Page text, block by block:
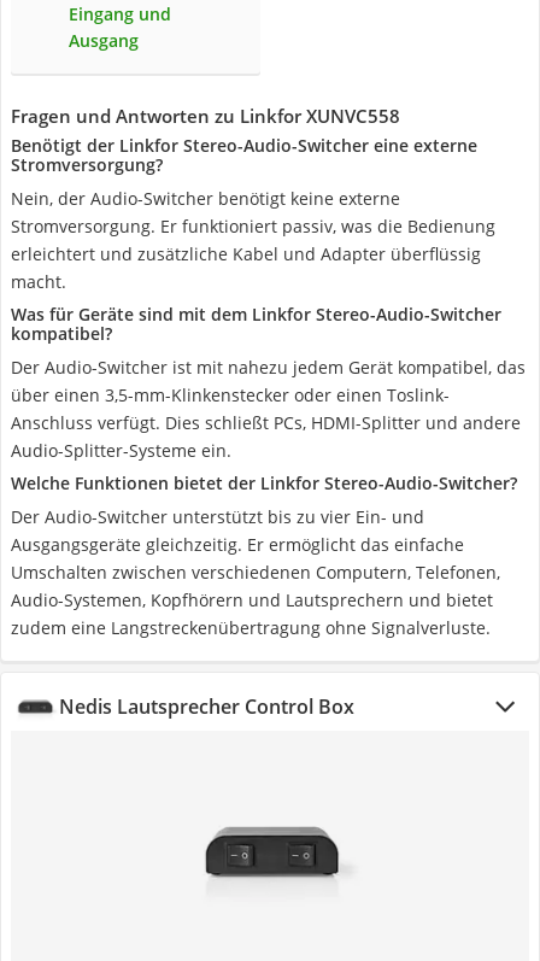
Eingang und
Ausgang
Fragen und Antworten zu Linkfor XUNVC558
Benötigt der Linkfor Stereo-Audio-Switcher eine externe
Stromversorgung?
Nein, der Audio-Switcher benötigt keine externe
Stromversorgung. Er funktioniert passiv, was die Bedienung
erleichtert und zusätzliche Kabel und Adapter überflüssig
macht.
Was für Geräte sind mit dem Linkfor Stereo-Audio-Switcher
kompatibel?
Der Audio-Switcher ist mit nahezu jedem Gerät kompatibel, das
über einen 3,5-mm-Klinkenstecker oder einen Toslink-
Anschluss verfügt. Dies schließt PCs, HDMI-Splitter und andere
Audio-Splitter-Systeme ein.
Welche Funktionen bietet der Linkfor Stereo-Audio-Switcher?
Der Audio-Switcher unterstützt bis zu vier Ein- und
Ausgangsgeräte gleichzeitig. Er ermöglicht das einfache
Umschalten zwischen verschiedenen Computern, Telefonen,
Audio-Systemen, Kopfhörern und Lautsprechern und bietet
zudem eine Langstreckenübertragung ohne Signalverluste.
Nedis Lautsprecher Control Box